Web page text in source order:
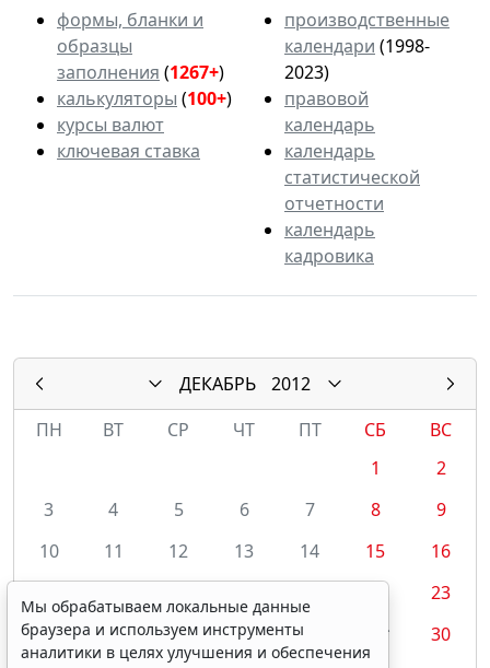
формы, бланки и
образцы
заполнения (1267+)
калькуляторы (100+)
курсы валют
ключевая ставка
производственные
календари (1998-
2023)
правовой
календарь
календарь
статистической
отчетности
календарь
кадровика
ДЕКАБРЬ
2012
ПН
ВТ СР ЧТ ПТ СБ
ВС
1
2
3
4 5 6 7 8
9
10
11 12 13 14 15
16
23
24
25 26 27 28 29*
30
Мы обрабатываем локальные данные
браузера и используем инструменты
аналитики в целях улучшения и обеспечения